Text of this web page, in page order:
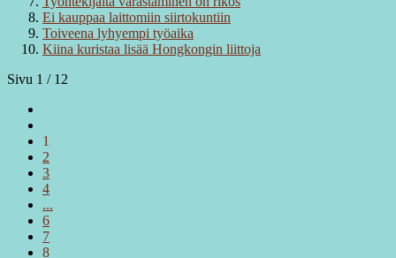
Ei kauppaa laittomiin siirtokuntiin
Toiveena lyhyempi työaika
Kiina kuristaa lisää Hongkongin liittoja
Sivu 1 / 12
1
2
3
4
...
6
7
8